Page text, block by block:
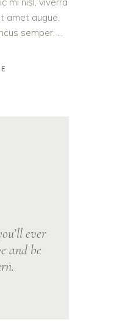
mi nisl, viverra
amet augue.
semper.
ever
and be